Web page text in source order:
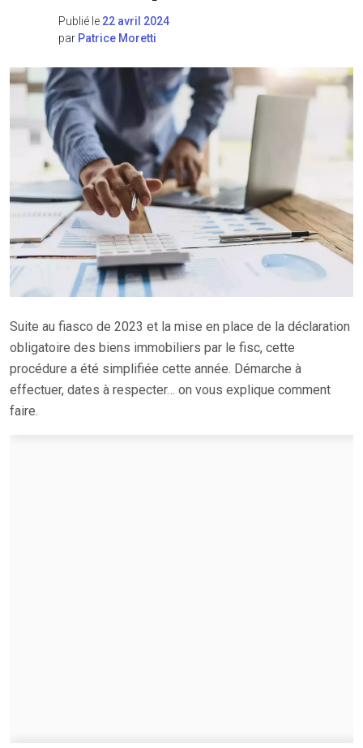
Publié le 22 avril 2024
par Patrice Moretti
Suite au fiasco de 2023 et la mise en place de la déclaration
obligatoire des biens immobiliers par le fisc, cette
procédure a été simplifiée cette année. Démarche à
effectuer, dates à respecter… on vous explique comment
faire.